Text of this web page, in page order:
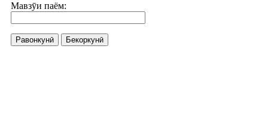
Мавзӯи паём:
Равонкунӣ Бекоркунӣ